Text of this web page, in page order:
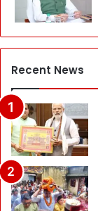
Recent News